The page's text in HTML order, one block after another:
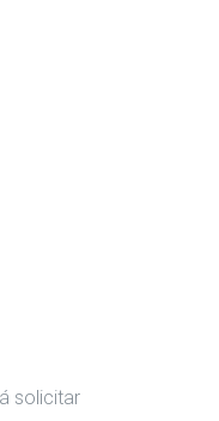
solicitar